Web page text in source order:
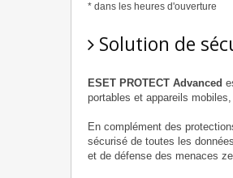
* dans les heures d'ouverture
Solution de
ESET PROTECT Advanced
portables et appareils mobiles,
En complément des
sécurisé de toutes les
et de défense des menaces